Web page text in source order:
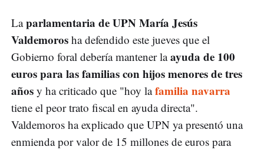
Laparlamentaria de UPN María Jesús
Valdemoros ha defendido este jueves que el
Gobierno foral debería mantener laayuda de 100
euros para las familias con hijos menores de tres
años y ha criticado que "hoy lafamilia navarra
tiene el peor trato fiscal en ayuda directa".
Valdemoros ha explicado que UPN ya presentó una
enmienda por valor de 15 millones de euros para